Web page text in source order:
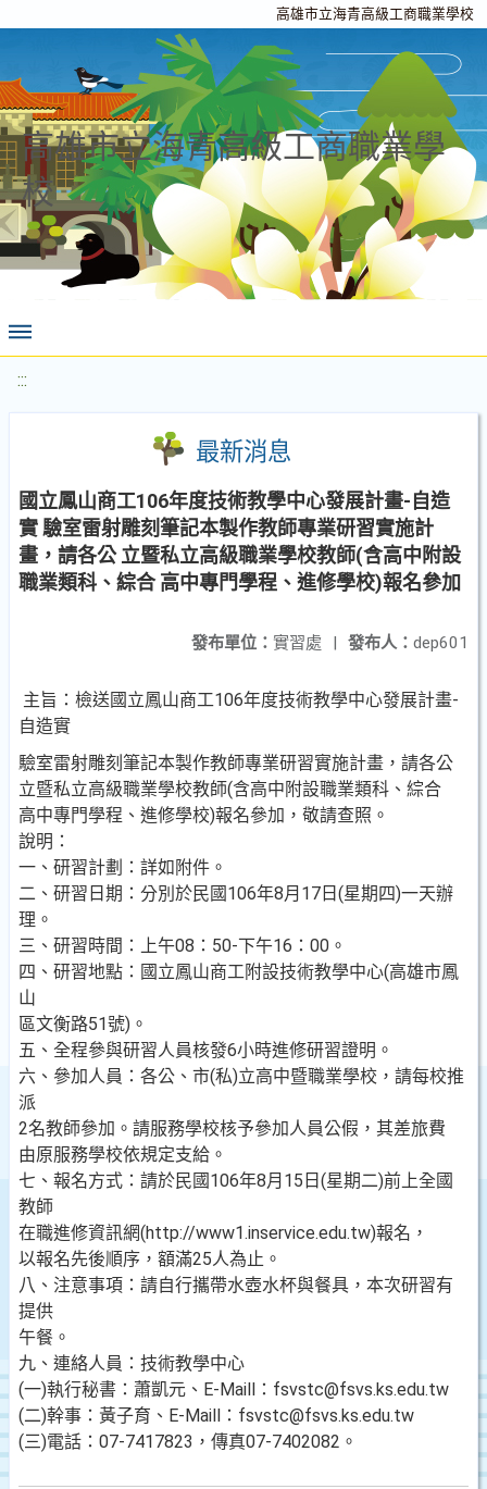
高雄市立海青高級工商職業學校
高雄市立海青高級工商職業學
校
:::
最新消息
國立鳳山商工106年度技術教學中心發展計畫-自造
實 驗室雷射雕刻筆記本製作教師專業研習實施計
畫，請各公 立暨私立高級職業學校教師(含高中附設
職業類科、綜合 高中專門學程、進修學校)報名參加
發布人： dep601
發布單位： 實習處 |
主旨：檢送國立鳳山商工106年度技術教學中心發展計畫-
自造實
驗室雷射雕刻筆記本製作教師專業研習實施計畫，請各公
立暨私立高級職業學校教師(含高中附設職業類科、綜合
高中專門學程、進修學校)報名參加，敬請查照。
說明：
一、研習計劃：詳如附件。
二、研習日期：分別於民國106年8月17日(星期四)一天辦
理。
三、研習時間：上午08：50-下午16：00。
四、研習地點：國立鳳山商工附設技術教學中心(高雄市鳳
山
區文衡路51號)。
五、全程參與研習人員核發6小時進修研習證明。
六、參加人員：各公、市(私)立高中暨職業學校，請每校推
派
2名教師參加。請服務學校核予參加人員公假，其差旅費
由原服務學校依規定支給。
七、報名方式：請於民國106年8月15日(星期二)前上全國
教師
在職進修資訊網(http://www1.inservice.edu.tw)報名，
以報名先後順序，額滿25人為止。
八、注意事項：請自行攜帶水壺水杯與餐具，本次研習有
提供
午餐。
九、連絡人員：技術教學中心
(一)執行秘書：蕭凱元、E-Maill：fsvstc@fsvs.ks.edu.tw
(二)幹事：黃子育、E-Maill：fsvstc@fsvs.ks.edu.tw
(三)電話：07-7417823，傳真07-7402082。